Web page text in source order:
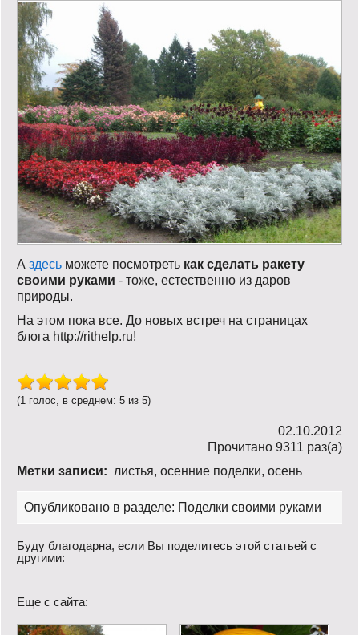
А здесь можете посмотреть как сделать ракету
своими руками - тоже, естественно из даров
природы.
На этом пока все. До новых встреч на страницах
блога http://rithelp.ru!
(1 голос, в среднем: 5 из 5)
02.10.2012
Прочитано 9311 раз(a)
Метки записи: листья, осенние поделки, осень
Опубликовано в разделе: Поделки своими руками
Буду благодарна, если Вы поделитесь этой статьей с
другими:
Еще с сайта: